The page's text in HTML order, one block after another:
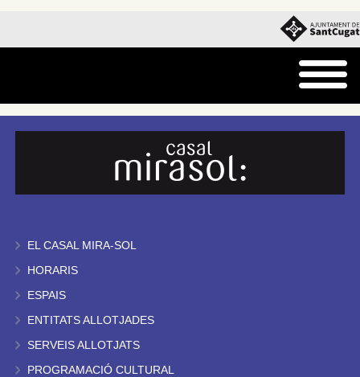
EL CASAL MIRA-SOL
HORARIS
ESPAIS
ENTITATS ALLOTJADES
SERVEIS ALLOTJATS
PROGRAMACIÓ CULTURAL